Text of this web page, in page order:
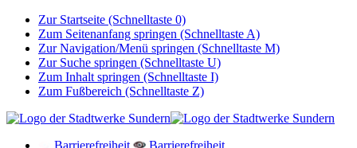
Zur Startseite (Schnelltaste 0)
Zum Seitenanfang springen (Schnelltaste A)
Zur Navigation/Menü springen (Schnelltaste M)
Zur Suche springen (Schnelltaste U)
Zum Inhalt springen (Schnelltaste I)
Zum Fußbereich (Schnelltaste Z)
Barrierefreiheit
Barrierefreiheit